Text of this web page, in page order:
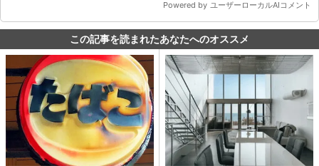
この記事を読まれたあなたへのオススメ